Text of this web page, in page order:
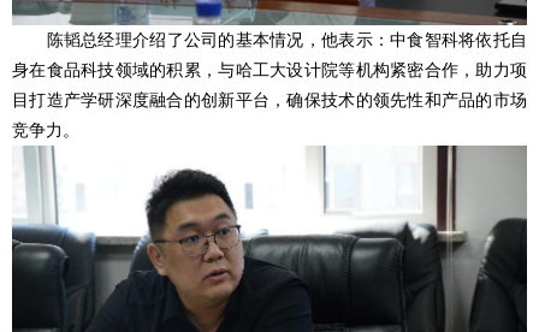
陈韬总经理介绍了公司的基本情况，他表示：中食智科将依托自
身在食品科技领域的积累，与哈工大设计院等机构紧密合作，助力项
目打造产学研深度融合的创新平台，确保技术的领先性和产品的市场
竞争力。